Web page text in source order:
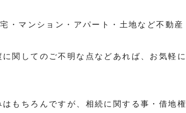
・マンション・アパート・土地など不動産
関してのご不明な点などあれば、お気軽に
もちろんですが、相続に関する事・借地権